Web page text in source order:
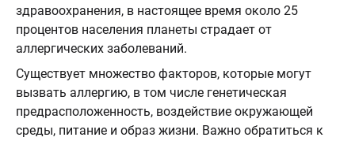
здравоохранения, в настоящее время около 25
процентов населения планеты страдает от
аллергических заболеваний.
Существует множество факторов, которые могут
вызвать аллергию, в том числе генетическая
предрасположенность, воздействие окружающей
среды, питание и образ жизни. Важно обратиться к